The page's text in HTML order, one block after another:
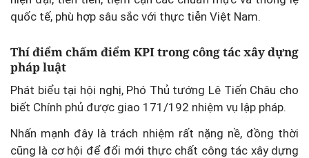
quốc tế, phù hợp sâu sắc với thực tiễn Việt Nam.
Thí điểm chấm điểm KPI trong công tác xây dựng
pháp luật
Phát biểu tại hội nghị, Phó Thủ tướng Lê Tiến Châu cho
biết Chính phủ được giao 171/192 nhiệm vụ lập pháp.
Nhấn mạnh đây là trách nhiệm rất nặng nề, đồng thời
cũng là cơ hội để đổi mới thực chất công tác xây dựng